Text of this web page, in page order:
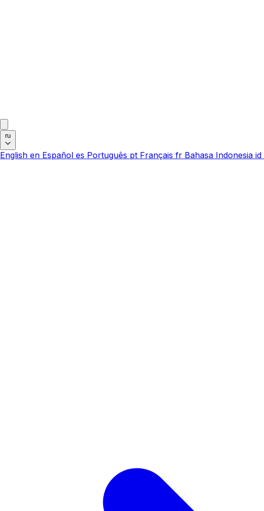
ru
English en Español es Português pt Français fr Bahasa Indonesia id